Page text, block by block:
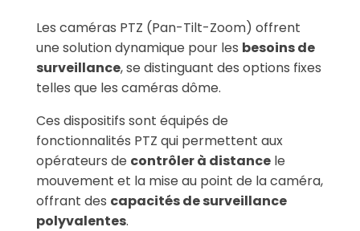
Les caméras PTZ (Pan-Tilt-Zoom) offrent
une solution dynamique pour les besoins de
surveillance, se distinguant des options fixes
telles que les caméras dôme.
Ces dispositifs sont équipés de
fonctionnalités PTZ qui permettent aux
opérateurs de contrôler à distancele
mouvement et la mise au point de la caméra,
offrant des capacités de surveillance
polyvalentes.